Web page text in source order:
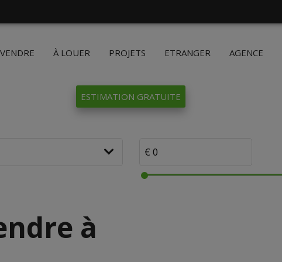
À LOUER PROJETS ETRANGER AGENCE
ESTIMATION GRATUITE
à